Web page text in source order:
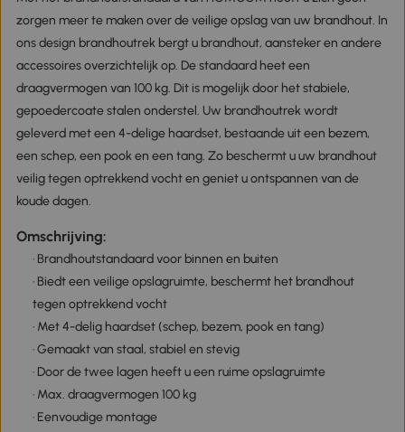
zorgen meer te maken over de veilige opslag van uw brandhout. In
ons design brandhoutrek bergt u brandhout, aansteker en andere
accessoires overzichtelijk op. De standaard heet een
draagvermogen van 100 kg. Dit is mogelijk door het stabiele,
gepoedercoate stalen onderstel. Uw brandhoutrek wordt
geleverd met een 4-delige haardset, bestaande uit een bezem,
een schep, een pook en een tang. Zo beschermt u uw brandhout
veilig tegen optrekkend vocht en geniet u ontspannen van de
koude dagen.
Omschrijving:
· Brandhoutstandaard voor binnen en buiten
· Biedt een veilige opslagruimte, beschermt het brandhout
tegen optrekkend vocht
· Met 4-delig haardset (schep, bezem, pook en tang)
· Gemaakt van staal, stabiel en stevig
· Door de twee lagen heeft u een ruime opslagruimte
· Max. draagvermogen 100 kg
· Eenvoudige montage